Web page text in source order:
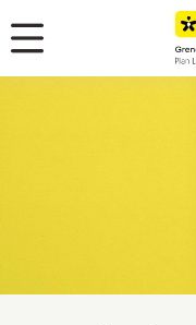
Panneau de gestion
Menu